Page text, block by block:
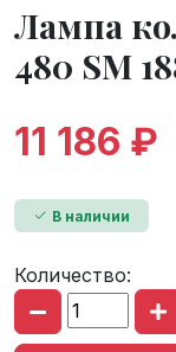
Лампа
480 SM
11 186 ₽
В наличии
Количество: